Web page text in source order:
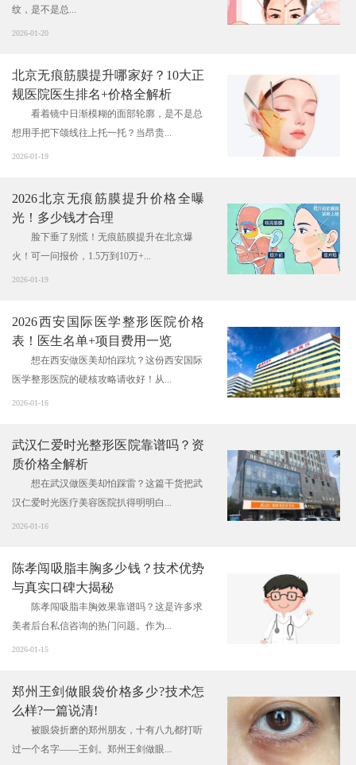
纹，是不是总...
2026-01-20
北京无痕筋膜提升哪家好？10大正
规医院医生排名+价格全解析
看着镜中日渐模糊的面部轮廓，是不是总
想用手把下颌线往上托一托？当昂贵...
2026-01-19
2026北京无痕筋膜提升价格全曝
光！多少钱才合理
脸下垂了别慌！无痕筋膜提升在北京爆
火！可一问报价，1.5万到10万+...
2026-01-19
2026西安国际医学整形医院价格
表！医生名单+项目费用一览
想在西安做医美却怕踩坑？这份西安国际
医学整形医院的硬核攻略请收好！从...
2026-01-16
武汉仁爱时光整形医院靠谱吗？资
质价格全解析
想在武汉做医美却怕踩雷？这篇干货把武
汉仁爱时光医疗美容医院扒得明明白...
2026-01-16
陈孝闯吸脂丰胸多少钱？技术优势
与真实口碑大揭秘
陈孝闯吸脂丰胸效果靠谱吗？这是许多求
美者后台私信咨询的热门问题。作为...
2026-01-15
郑州王剑做眼袋价格多少?技术怎
么样?一篇说清!
被眼袋折磨的郑州朋友，十有八九都打听
过一个名字——王剑。郑州王剑做眼...